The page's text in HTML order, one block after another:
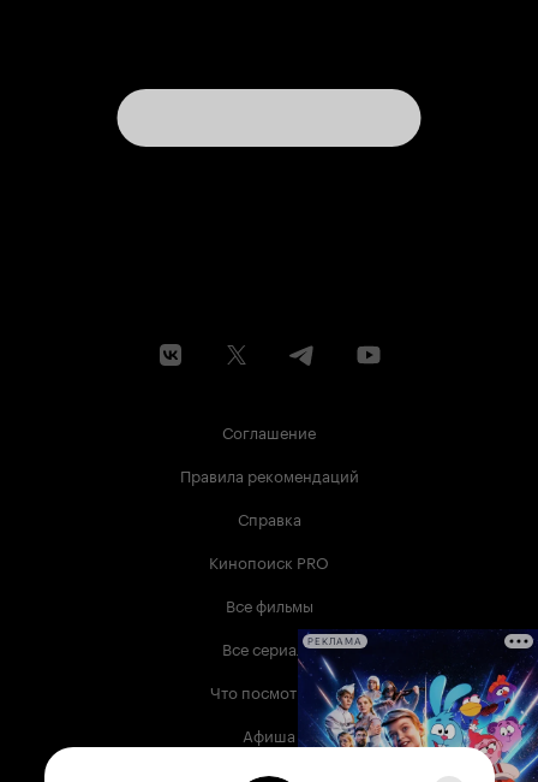
Соглашение
Правила рекомендаций
Справка
Кинопоиск PRO
Все фильмы
Все сериалы
Что посмотреть
Афиша
Музыка
РЕКЛАМА